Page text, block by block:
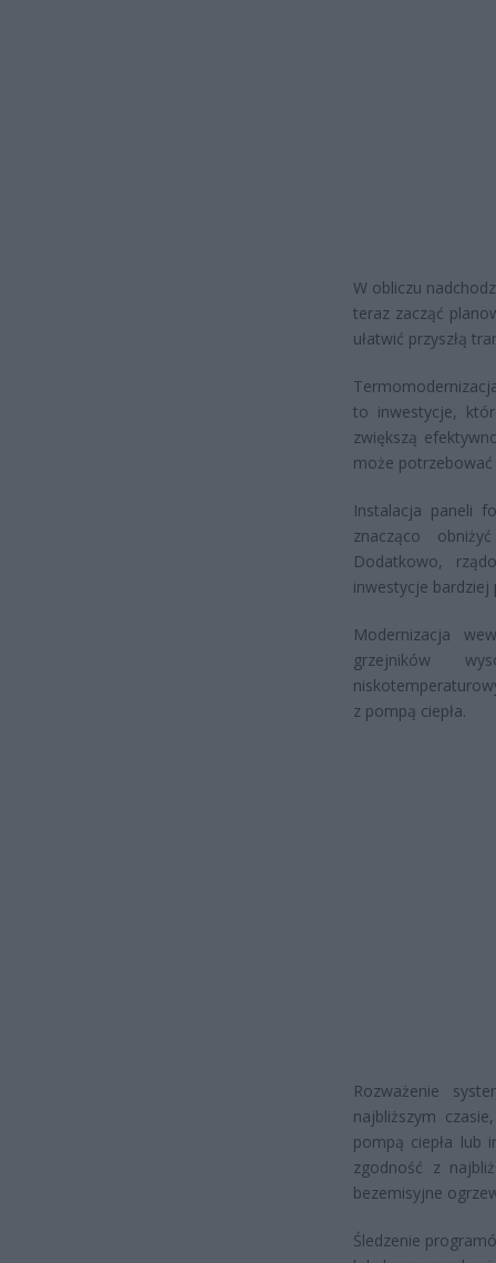
W obliczu
teraz zacząć
ułatwić przyszłą
to inwestycje,
zwiększą
może
Instalacja paneli
znacząco
Dodatkowo,
inwestycje bardziej
Modernizacja
grzejników
z pompą ciepła.
Rozważenie
najbliższym
pompą ciepła lub
zgodność z
bezemisyjne
Śledzenie